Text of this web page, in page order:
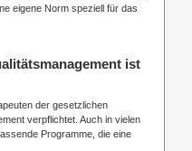
eigene Norm speziell für das
ist
der gesetzlichen
verpflichtet. Auch in vielen
Programme, die eine